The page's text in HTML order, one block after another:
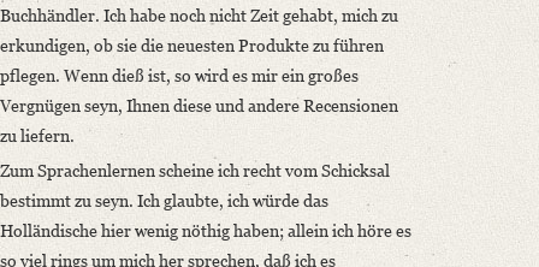
Buchhändler. Ich habe noch nicht Zeit gehabt, mich zu
erkundigen, ob sie die neuesten Produkte zu führen
pflegen. Wenn dieß ist, so wird es mir ein großes
Vergnügen seyn, Ihnen diese und andere Recensionen
zu liefern.
Zum Sprachenlernen scheine ich recht vom Schicksal
bestimmt zu seyn. Ich glaubte, ich würde das
Holländische hier wenig nöthig haben; allein ich höre es
so viel rings um mich her sprechen, daß ich es